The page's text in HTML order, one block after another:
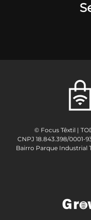
© Focus Têxtil |
CNPJ 18.843.398/0001-
Bairro Parque Industrial